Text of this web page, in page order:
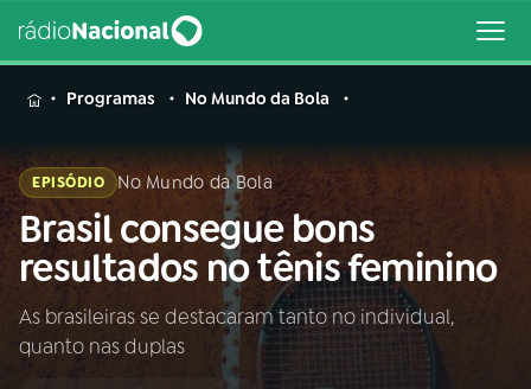
MENU
Buscar
na
Rádio
Nacional
Buscar
AO VIVO
Programas No Mundo da Bola
EPISÓDIO No Mundo da Bola
Brasil consegue bons
resultados no tênis feminino
As brasileiras se destacaram tanto no individual,
quanto nas duplas